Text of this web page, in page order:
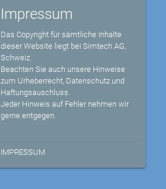
Impressum
Das Copyright für sämtliche Inhalte
dieser Website liegt bei Simtech AG,
Schweiz.
Beachten Sie auch unsere Hinweise
zum Urheberrecht, Datenschutz und
Haftungsauschluss.
Jeder Hinweis auf Fehler nehmen wir
gerne entgegen.
IMPRESSUM